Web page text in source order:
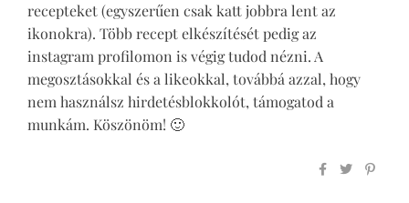
recepteket (egyszerűen csak katt jobbra lent az
ikonokra). Több recept elkészítését pedig az
instagram profilomon is végig tudod nézni. A
megosztásokkal és a likeokkal, továbbá azzal, hogy
nem használsz hirdetésblokkolót, támogatod a
munkám. Köszönöm! 🙂